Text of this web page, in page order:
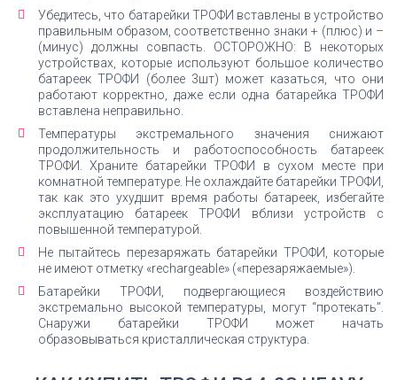
Убедитесь, что батарейки ТРОФИ вставлены в устройство
правильным образом, соответственно знаки + (плюс) и –
(минус) должны совпасть. ОСТОРОЖНО: В некоторых
устройствах, которые используют большое количество
батареек ТРОФИ (более 3шт) может казаться, что они
работают корректно, даже если одна батарейка ТРОФИ
вставлена неправильно.
Температуры экстремального значения снижают
продолжительность и работоспособность батареек
ТРОФИ. Храните батарейки ТРОФИ в сухом месте при
комнатной температуре. Не охлаждайте батарейки ТРОФИ,
так как это ухудшит время работы батареек, избегайте
эксплуатацию батареек ТРОФИ вблизи устройств с
повышенной температурой.
Не пытайтесь перезаряжать батарейки ТРОФИ, которые
не имеют отметку «rechargeable» («перезаряжаемые»).
Батарейки ТРОФИ, подвергающиеся воздействию
экстремально высокой температуры, могут “протекать”.
Снаружи батарейки ТРОФИ может начать
образовываться кристаллическая структура.